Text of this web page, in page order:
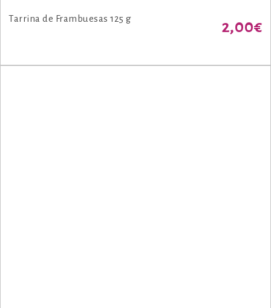
Tarrina de Frambuesas 125 g 2,00€